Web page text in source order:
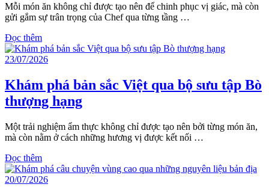
Mỗi món ăn không chỉ được tạo nên để chinh phục vị giác, mà còn
gửi gắm sự trân trọng của Chef qua từng tầng …
Đọc thêm
23/07/2026
Khám phá bản sắc Việt qua bộ sưu tập Bò
thượng hạng
Một trải nghiệm ẩm thực không chỉ được tạo nên bởi từng món ăn,
mà còn nằm ở cách những hương vị được kết nối …
Đọc thêm
20/07/2026